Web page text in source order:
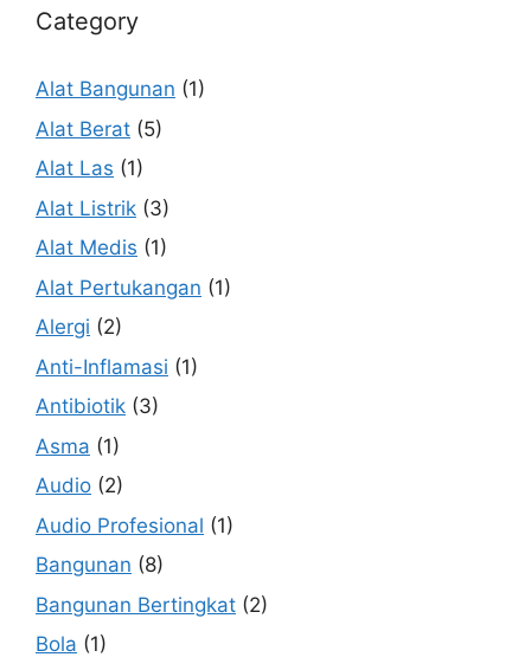
Category
Alat Bangunan (1)
Alat Berat (5)
Alat Las (1)
Alat Listrik (3)
Alat Medis (1)
Alat Pertukangan (1)
Alergi (2)
Anti-Inflamasi (1)
Antibiotik (3)
Asma (1)
Audio (2)
Audio Profesional (1)
Bangunan (8)
Bangunan Bertingkat (2)
Bola (1)